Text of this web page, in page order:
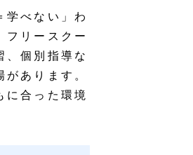
学べない」わ
フリースクー
、個別指導な
があります。
に合った環境